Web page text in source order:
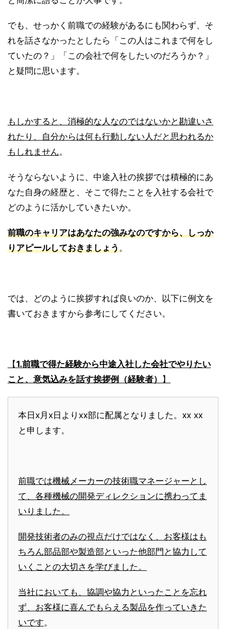
でも、せっかく前職での経験があるにも関わらず、そ
れを話さなかったとしたら「この人はこれまで何をし
ていたの？」「この会社で何をしたいのだろうか？」
と疑問に思います。
もしかすると、消極的な人なのではないかと勘違いさ
れたり、自分からは何も行動しない人だと思われるか
もしれません。
そうならないように、中途入社の挨拶では積極的にあ
なた自身の経歴と、そこで得たことを入社する会社で
どのように活かしていきたいか。
前職のキャリアはあなたの強みなのですから、しっか
りアピールしておきましょう。
では、どのように挨拶すれば良いのか、以下に例文を
書いておきますから参考にしてください。
【1.前職で得た経験から中途入社した会社でやりたい
こと、意気込みを話す挨拶例（経験者）
】
本日x月x日よりxx部に配属となりました。xx xx
と申します。
前職では機械メーカーの技術職マネージャーとし
て、各種機械の開発ディレクションに携わってま
いりました。
開発技術者のみの視点だけではなく、お客様はも
ちろん部品部や製造部といった他部門と協力して
いくことの大切さを学びました。
当社においても、協調や協力といったことを忘れ
ず、お客様に喜んでもらえる製品を作っていきた
いです。